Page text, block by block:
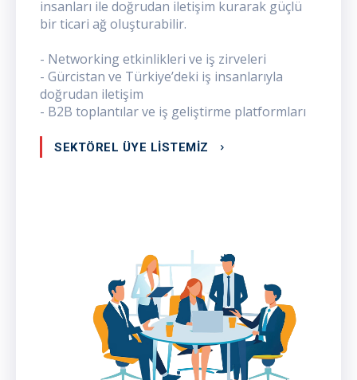
insanları ile doğrudan iletişim kurarak güçlü
bir ticari ağ oluşturabilir.
- Networking etkinlikleri ve iş zirveleri
- Gürcistan ve Türkiye’deki iş insanlarıyla
doğrudan iletişim
- B2B toplantılar ve iş geliştirme platformları
SEKTÖREL ÜYE LİSTEMİZ